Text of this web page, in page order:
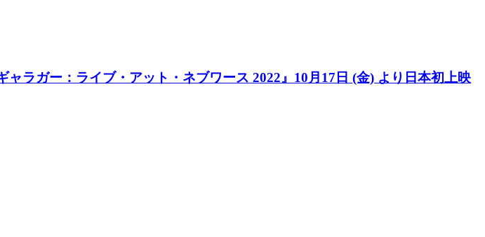
ラガー：ライブ・アット・ネブワース 2022』10月17日 (金) より日本初上映